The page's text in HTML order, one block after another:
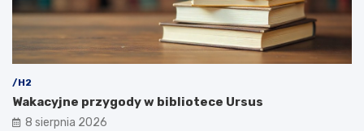
/H2
Wakacyjne przygody w bibliotece Ursus
8 sierpnia 2026